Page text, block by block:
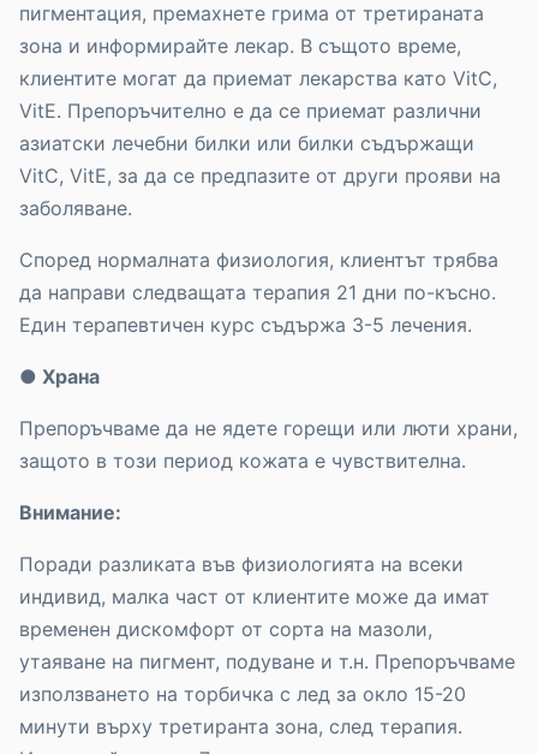
пигментация, премахнете грима от третираната
зона и информирайте лекар. В същото време,
клиентите могат да приемат лекарства като VitC,
VitE. Препоръчително е да се приемат различни
азиатски лечебни билки или билки съдържащи
VitC, VitE, за да се предпазите от други прояви на
заболяване.
Според нормалната физиология, клиентът трябва
да направи следващата терапия 21 дни по-късно.
Един терапевтичен курс съдържа 3-5 лечения.
● Храна
Препоръчваме да не ядете горещи или люти храни,
защото в този период кожата е чувствителна.
Внимание:
Поради разликата във физиологията на всеки
индивид, малка част от клиентите може да имат
временен дискомфорт от сорта на мазоли,
утаяване на пигмент, подуване и т.н. Препоръчваме
използването на торбичка с лед за окло 15-20
минути върху третиранта зона, след терапия.